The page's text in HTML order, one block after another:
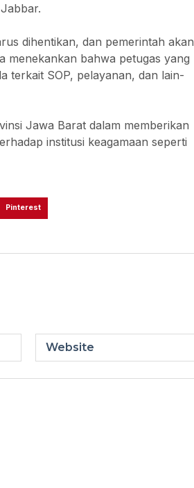
dihentikan, dan pemerintah akan
menekankan bahwa petugas yang
terkait SOP, pelayanan, dan lain-
Jawa Barat dalam memberikan
institusi keagamaan seperti
Pinterest
Website